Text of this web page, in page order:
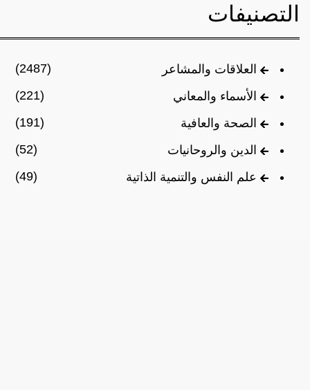
التصنيفات
العلاقات والمشاعر
(2487)
الأسماء والمعاني
(221)
الصحة والعافية
(191)
الدين والروحانيات
(52)
علم النفس والتنمية الذاتية
(49)